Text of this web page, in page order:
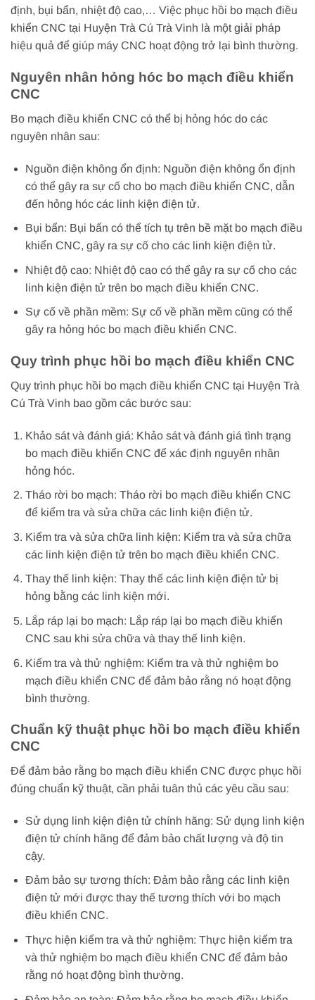
định, bụi bẩn, nhiệt độ cao,… Việc phục hồi bo mạch điều
khiển CNC tại Huyện Trà Cú Trà Vinh là một giải pháp
hiệu quả để giúp máy CNC hoạt động trở lại bình thường.
Nguyên nhân hỏng hóc bo mạch điều khiển
CNC
Bo mạch điều khiển CNC có thể bị hỏng hóc do các
nguyên nhân sau:
Nguồn điện không ổn định: Nguồn điện không ổn định
có thể gây ra sự cố cho bo mạch điều khiển CNC, dẫn
đến hỏng hóc các linh kiện điện tử.
Bụi bẩn: Bụi bẩn có thể tích tụ trên bề mặt bo mạch điều
khiển CNC, gây ra sự cố cho các linh kiện điện tử.
Nhiệt độ cao: Nhiệt độ cao có thể gây ra sự cố cho các
linh kiện điện tử trên bo mạch điều khiển CNC.
Sự cố về phần mềm: Sự cố về phần mềm cũng có thể
gây ra hỏng hóc bo mạch điều khiển CNC.
Quy trình phục hồi bo mạch điều khiển CNC
Quy trình phục hồi bo mạch điều khiển CNC tại Huyện Trà
Cú Trà Vinh bao gồm các bước sau:
Khảo sát và đánh giá: Khảo sát và đánh giá tình trạng
bo mạch điều khiển CNC để xác định nguyên nhân
hỏng hóc.
Tháo rời bo mạch: Tháo rời bo mạch điều khiển CNC
để kiểm tra và sửa chữa các linh kiện điện tử.
Kiểm tra và sửa chữa linh kiện: Kiểm tra và sửa chữa
các linh kiện điện tử trên bo mạch điều khiển CNC.
Thay thế linh kiện: Thay thế các linh kiện điện tử bị
hỏng bằng các linh kiện mới.
Lắp ráp lại bo mạch: Lắp ráp lại bo mạch điều khiển
CNC sau khi sửa chữa và thay thế linh kiện.
Kiểm tra và thử nghiệm: Kiểm tra và thử nghiệm bo
mạch điều khiển CNC để đảm bảo rằng nó hoạt động
bình thường.
Chuẩn kỹ thuật phục hồi bo mạch điều khiển
CNC
Để đảm bảo rằng bo mạch điều khiển CNC được phục hồi
đúng chuẩn kỹ thuật, cần phải tuân thủ các yêu cầu sau:
Sử dụng linh kiện điện tử chính hãng: Sử dụng linh kiện
điện tử chính hãng để đảm bảo chất lượng và độ tin
cậy.
Đảm bảo sự tương thích: Đảm bảo rằng các linh kiện
điện tử mới được thay thế tương thích với bo mạch
điều khiển CNC.
Thực hiện kiểm tra và thử nghiệm: Thực hiện kiểm tra
và thử nghiệm bo mạch điều khiển CNC để đảm bảo
rằng nó hoạt động bình thường.